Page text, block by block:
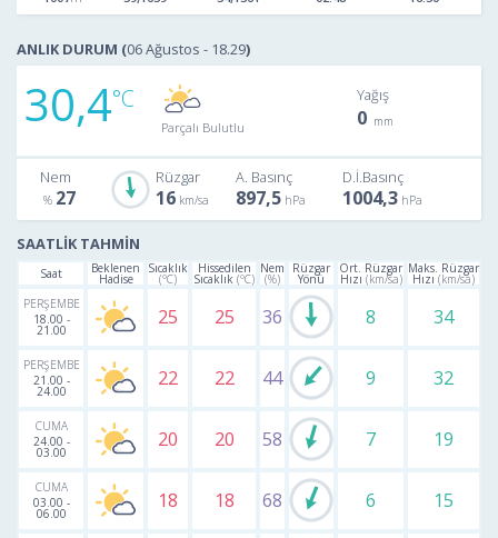
ANLIK DURUM (06 Ağustos - 18.29)
30,4 Parçalı Bulutlu
Yağış
0
Nem
27
Rüzgar
16
A. Basınç
897,5
D.İ.Basınç
1004,3
SAATLİK TAHMİN
Saat Beklenen
Hadise
Sıcaklık
(°C)
Hissedilen
Sıcaklık (°C)
Nem
(%)
Rüzgar
Yönü
Ort. Rüzgar
Hızı (km/sa)
Maks. Rüzgar
Hızı (km/sa)
PERŞEMBE
18.00 -
21.00
25 25 36 8 34
PERŞEMBE
21.00 -
24.00
22 22 44 9 32
CUMA
24.00 -
03.00
20 20 58 7 19
CUMA
03.00 -
06.00
18 18 68 6 15